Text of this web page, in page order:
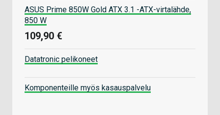
ASUS Prime 850W Gold ATX 3.1 -ATX-virtalähde,
850 W
109,90 €
Datatronic pelikoneet
Komponenteille myös kasauspalvelu